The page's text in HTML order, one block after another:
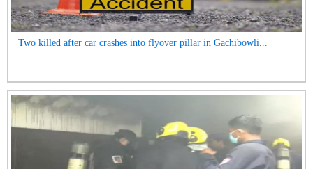
Two killed after car crashes into flyover pillar in Gachibowli...